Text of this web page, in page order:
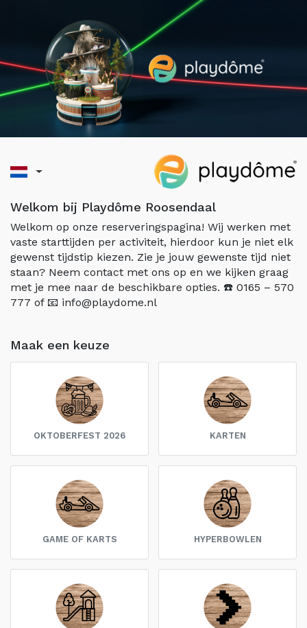
Welkom bij Playdôme Roosendaal
Welkom op onze reserveringspagina! Wij werken met
vaste starttijden per activiteit, hierdoor kun je niet elk
gewenst tijdstip kiezen. Zie je jouw gewenste tijd niet
staan? Neem contact met ons op en we kijken graag
met je mee naar de beschikbare opties. ☎️ 0165 – 570
777 of 📧 info@playdome.nl
Maak een keuze
OKTOBERFEST 2026 KARTEN
GAME OF KARTS HYPERBOWLEN